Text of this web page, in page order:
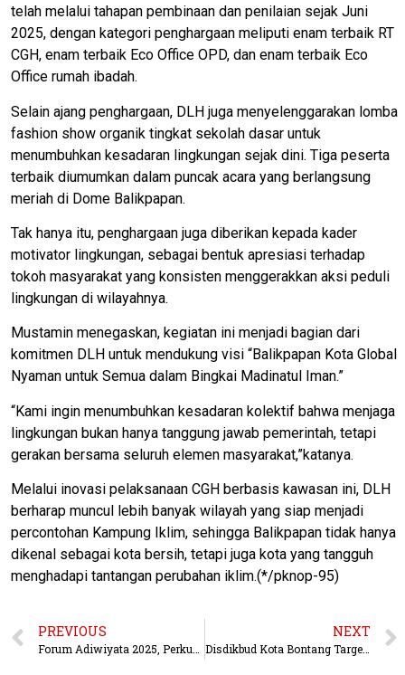
telah melalui tahapan pembinaan dan penilaian sejak Juni
2025, dengan kategori penghargaan meliputi enam terbaik RT
CGH, enam terbaik Eco Office OPD, dan enam terbaik Eco
Office rumah ibadah.
Selain ajang penghargaan, DLH juga menyelenggarakan lomba
fashion show organik tingkat sekolah dasar untuk
menumbuhkan kesadaran lingkungan sejak dini. Tiga peserta
terbaik diumumkan dalam puncak acara yang berlangsung
meriah di Dome Balikpapan.
Tak hanya itu, penghargaan juga diberikan kepada kader
motivator lingkungan, sebagai bentuk apresiasi terhadap
tokoh masyarakat yang konsisten menggerakkan aksi peduli
lingkungan di wilayahnya.
Mustamin menegaskan, kegiatan ini menjadi bagian dari
komitmen DLH untuk mendukung visi “Balikpapan Kota Global
Nyaman untuk Semua dalam Bingkai Madinatul Iman.”
“Kami ingin menumbuhkan kesadaran kolektif bahwa menjaga
lingkungan bukan hanya tanggung jawab pemerintah, tetapi
gerakan bersama seluruh elemen masyarakat,”katanya.
Melalui inovasi pelaksanaan CGH berbasis kawasan ini, DLH
berharap muncul lebih banyak wilayah yang siap menjadi
percontohan Kampung Iklim, sehingga Balikpapan tidak hanya
dikenal sebagai kota bersih, tetapi juga kota yang tangguh
menghadapi tantangan perubahan iklim.(*/pknop-95)
PREVIOUS NEXT
Disdikbud Kota Bontang Targetkan 29 ribu Pelajar menerima Kartu Bontang Pintar.